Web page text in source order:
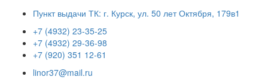
Пункт выдачи ТК: г. Курск, ул. 50 лет Октября, 179в1
+7 (4932) 23-35-25
+7 (4932) 29-36-98
+7 (920) 351 12-61
linor37@mail.ru